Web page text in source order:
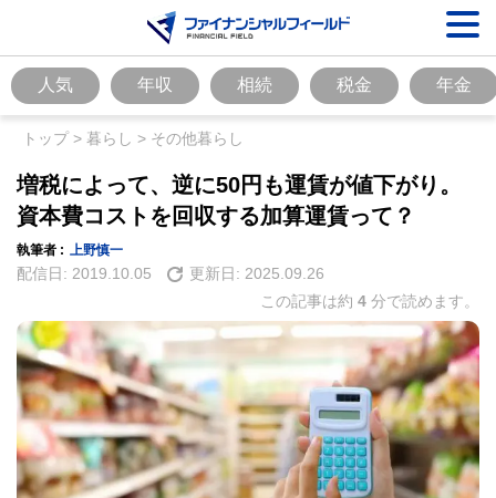
人気 年収 相続 税金 年金
トップ> 暮らし > その他暮らし
増税によって、逆に50円も運賃が値下がり。
資本費コストを回収する加算運賃って？
執筆者 : 上野慎一
配信日: 2019.10.05 更新日: 2025.09.26
この記事は約 4 分で読めます。